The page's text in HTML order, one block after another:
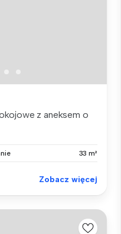
z aneksem o
33 m²
Zobacz więcej